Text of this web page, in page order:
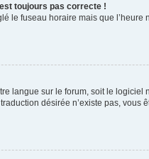
toujours pas correcte !
le fuseau horaire mais que
langue sur le forum, soit le
désirée n’existe pas,